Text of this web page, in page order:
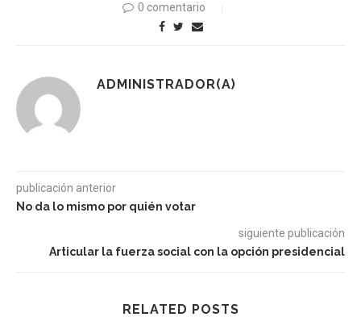
0 comentario
ADMINISTRADOR(A)
publicación anterior
No da lo mismo por quién votar
siguiente publicación
Articular la fuerza social con la opción presidencial
RELATED POSTS